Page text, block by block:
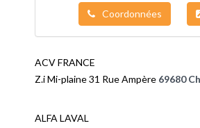
Coordonnées
ACV FRANCE
Z.i Mi-plaine 31 Rue Ampère 69680
ALFA LAVAL